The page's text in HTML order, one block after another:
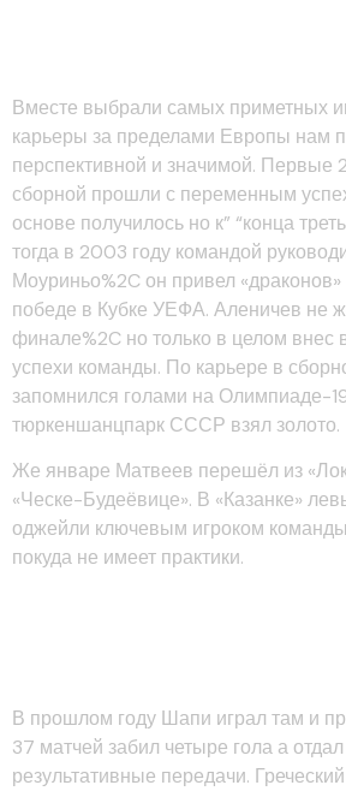
Вместе выбрали самых приметных
карьеры за пределами Европы нам
перспективной и значимой. Первые
сборной прошли с переменным
основе получилось но к” “конца
тогда в 2003 году командой
Моуриньо%2C он привел
победе в Кубке УЕФА. Аленичев не
финале%2C но только в целом внес
успехи команды. По карьере в
запомнился голами на Олимпиаде-
тюркеншанцпарк СССР взял золото.
Же январе Матвеев перешёл из
«Ческе-Будеёвице». В «Казанке»
оджейли ключевым игроком
покуда не имеет практики.
В прошлом году Шапи играл там и
37 матчей забил четыре гола а
результативные передачи.